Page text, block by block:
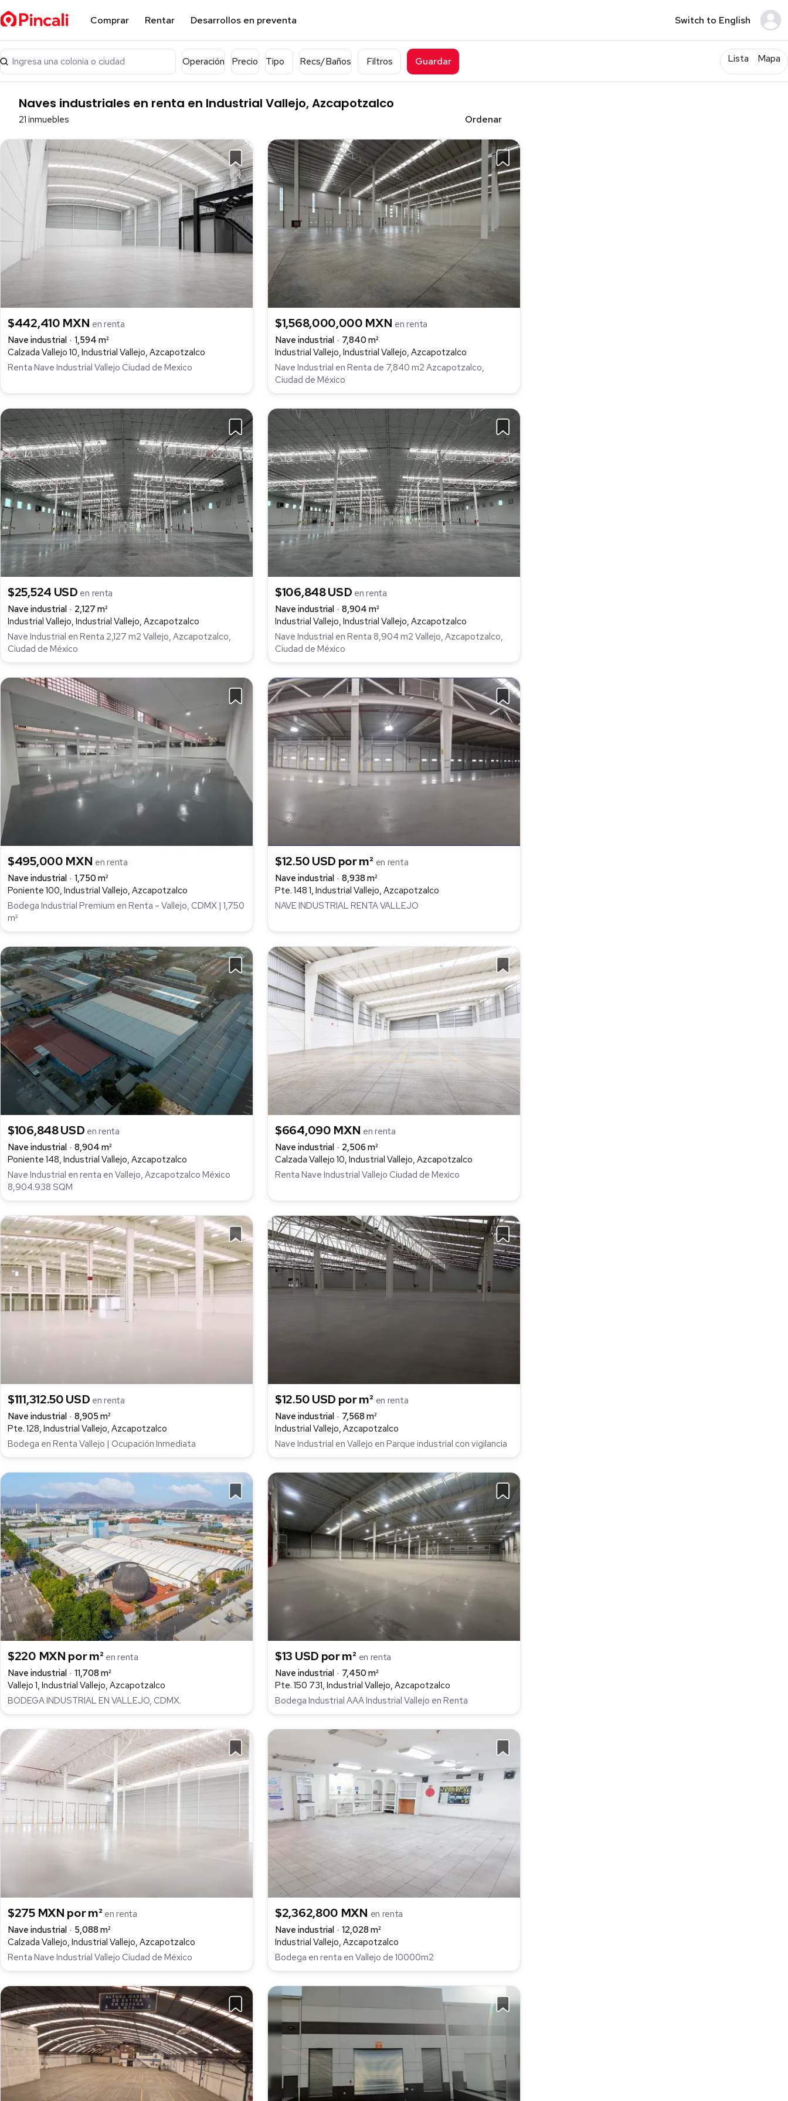
Comprar Rentar Desarrollos en preventa Switch to English
Ingresa una colonia o ciudad Operación Precio Tipo Recs/Baños Filtros Guardar Lista Mapa
Naves industriales en renta en Industrial Vallejo, Azcapotzalco
21 inmuebles Ordenar
$442,410 MXN en renta
Nave industrial
1,594 m²
Calzada Vallejo 10, Industrial Vallejo, Azcapotzalco
Renta Nave Industrial Vallejo Ciudad de Mexico
$1,568,000,000 MXN en renta
Nave industrial
7,840 m²
Industrial Vallejo, Industrial Vallejo, Azcapotzalco
Nave Industrial en Renta de 7,840 m2 Azcapotzalco,
Ciudad de México
$25,524 USD en renta
Nave industrial
2,127 m²
Industrial Vallejo, Industrial Vallejo, Azcapotzalco
Nave Industrial en Renta 2,127 m2 Vallejo, Azcapotzalco,
Ciudad de México
$106,848 USD en renta
Nave industrial
8,904 m²
Industrial Vallejo, Industrial Vallejo, Azcapotzalco
Nave Industrial en Renta 8,904 m2 Vallejo, Azcapotzalco,
Ciudad de México
$495,000 MXN en renta
Nave industrial
1,750 m²
Poniente 100, Industrial Vallejo, Azcapotzalco
Bodega Industrial Premium en Renta – Vallejo, CDMX | 1,750
m²
$12.50 USD por m² en renta
Nave industrial
8,938 m²
Pte. 148 1, Industrial Vallejo, Azcapotzalco
NAVE INDUSTRIAL RENTA VALLEJO
$106,848 USD en renta
Nave industrial
8,904 m²
Poniente 148, Industrial Vallejo, Azcapotzalco
Nave Industrial en renta en Vallejo, Azcapotzalco México
8,904.938 SQM
$664,090 MXN en renta
Nave industrial
2,506 m²
Calzada Vallejo 10, Industrial Vallejo, Azcapotzalco
Renta Nave Industrial Vallejo Ciudad de Mexico
$111,312.50 USD en renta
Nave industrial
8,905 m²
Pte. 128, Industrial Vallejo, Azcapotzalco
Bodega en Renta Vallejo | Ocupación Inmediata
$12.50 USD por m² en renta
Nave industrial
7,568 m²
Industrial Vallejo, Azcapotzalco
Nave Industrial en Vallejo en Parque industrial con vigilancia
$220 MXN por m² en renta
Nave industrial
11,708 m²
Vallejo 1, Industrial Vallejo, Azcapotzalco
BODEGA INDUSTRIAL EN VALLEJO, CDMX.
$13 USD por m² en renta
Nave industrial
7,450 m²
Pte. 150 731, Industrial Vallejo, Azcapotzalco
Bodega Industrial AAA Industrial Vallejo en Renta
$275 MXN por m² en renta
Nave industrial
5,088 m²
Calzada Vallejo, Industrial Vallejo, Azcapotzalco
Renta Nave Industrial Vallejo Ciudad de México
$2,362,800 MXN en renta
Nave industrial
12,028 m²
Industrial Vallejo, Azcapotzalco
Bodega en renta en Vallejo de 10000m2